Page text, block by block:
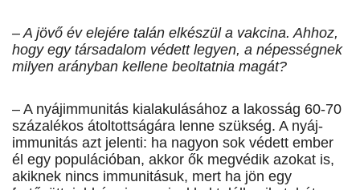
– A jövő év elejére talán elkészül a vakcina. Ahhoz,
hogy egy társadalom védett legyen, a népességnek
milyen arányban kellene beoltatnia magát?
– A nyájimmunitás kialakulásához a lakosság 60-70
százalékos átoltottságára lenne szükség. A nyáj­
immunitás azt jelenti: ha nagyon sok védett ember
él egy populációban, akkor ők megvédik azokat is,
akiknek nincs immunitásuk, mert ha jön egy